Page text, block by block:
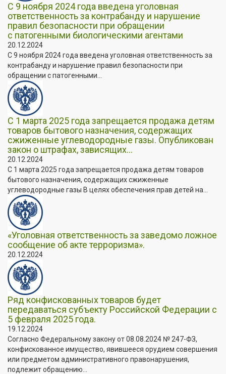
С 9 ноября 2024 года введена уголовная
ответственность за контрабанду и нарушение
правил безопасности при обращении
с патогенными биологическими агентами
20.12.2024
С 9 ноября 2024 года введена уголовная ответственность за
контрабанду и нарушение правил безопасности при
обращении с патогенными...
С 1 марта 2025 года запрещается продажа детям
товаров бытового назначения, содержащих
сжиженные углеводородные газы. Опубликован
закон о штрафах, зависящих...
20.12.2024
С 1 марта 2025 года запрещается продажа детям товаров
бытового назначения, содержащих сжиженные
углеводородные газы В целях обеспечения прав детей на...
«Уголовная ответственность за заведомо ложное
сообщение об акте терроризма».
20.12.2024
Ряд конфискованных товаров будет
передаваться субъекту Российской Федерации с
5 февраля 2025 года.
19.12.2024
Согласно Федеральному закону от 08.08.2024 № 247-ФЗ,
конфискованное имущество, явившееся орудием совершения
или предметом административного правонарушения,
подлежит обращению...